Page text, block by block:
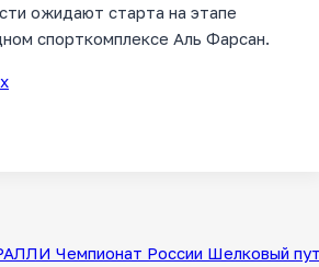
ожидают старта на этапе
спорткомплексе Аль Фарсан.
Чемпионат России Шелковый